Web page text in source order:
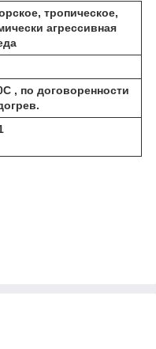
тропическое,
агрессивная
, по договоренности